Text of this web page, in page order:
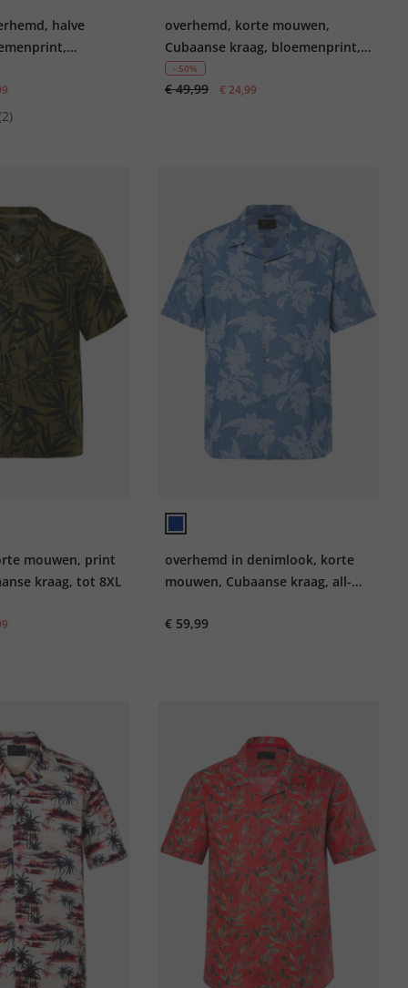
halve
overhemd, korte mouwen,
Cubaanse kraag, bloemenprint,
Cubaanse fit, tot 8XL
- 50%
€ 49,99 € 24,99
mouwen, print
kraag, tot 8XL
overhemd in denimlook, korte
mouwen, Cubaanse kraag, all-
tot 8XL
€ 59,99